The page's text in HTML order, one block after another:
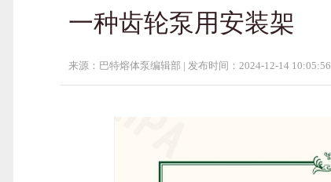
一种齿轮泵用安装架
来源：巴特熔体泵编辑部 | 发布时间：2024-12-14 10:05:56